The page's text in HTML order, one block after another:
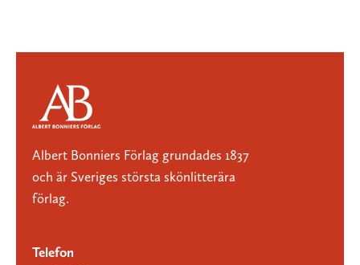
Albert Bonniers Förlag grundades 1837
och är Sveriges största skönlitterära
förlag.
Telefon